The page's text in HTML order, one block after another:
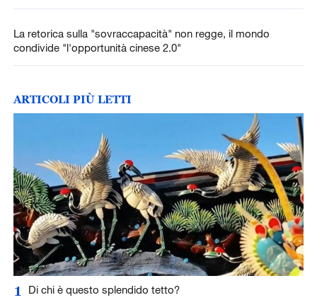
La retorica sulla "sovraccapacità" non regge, il mondo
condivide "l'opportunità cinese 2.0"
ARTICOLI PIÙ LETTI
1 Di chi è questo splendido tetto?